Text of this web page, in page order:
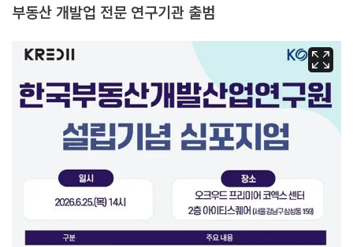
부동산 개발업 전문 연구기관 출범